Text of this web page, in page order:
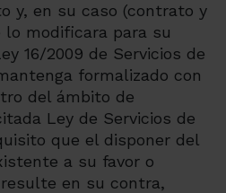
y, en su caso (contrato y
lo modificara para su
16/2009 de Servicios de
formalizado con
del ámbito de
Ley de Servicios de
que el disponer del
a su favor o
en su contra,